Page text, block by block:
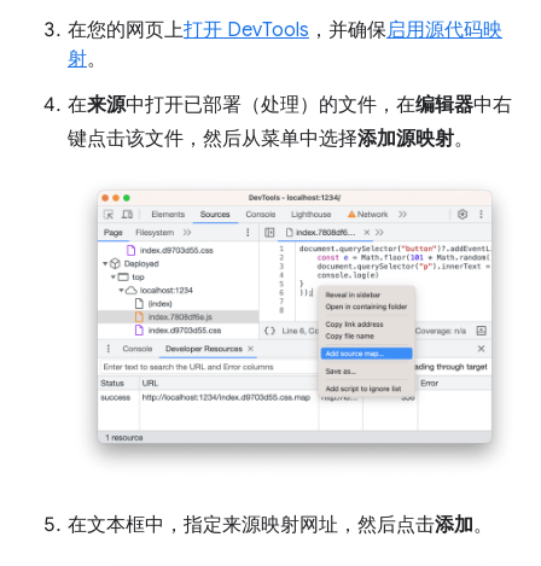
在您的网页上打开 DevTools ，并确保启用源代码映
射。
在来源中打开已部署（处理）的文件，在编辑器中右
键点击该文件，然后从菜单中选择添加源映射。
在文本框中，指定来源映射网址，然后点击添加。